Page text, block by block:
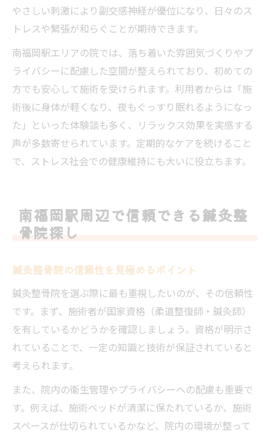
やさしい刺激により副交感神経が優位になり、日々のス
トレスや緊張が和らぐことが期待できます。
南福岡駅エリアの院では、落ち着いた雰囲気づくりやプ
ライバシーに配慮した空間が整えられており、初めての
方でも安心して施術を受けられます。利用者からは「施
術後に身体が軽くなり、夜もぐっすり眠れるようになっ
た」といった体験談も多く、リラックス効果を実感する
声が多数寄せられています。定期的なケアを続けること
で、ストレス社会での健康維持にも大いに役立ちます。
南福岡駅周辺で信頼できる鍼灸整
骨院探し
鍼灸整骨院の信頼性を見極めるポイント
鍼灸整骨院を選ぶ際に最も重視したいのが、その信頼性
です。まず、施術者が国家資格（柔道整復師・鍼灸師）
を有しているかどうかを確認しましょう。資格が明示さ
れていることで、一定の知識と技術が保証されていると
考えられます。
また、院内の衛生管理やプライバシーへの配慮も重要で
す。例えば、施術ベッドが清潔に保たれているか、施術
スペースが仕切られているかなど、院内の環境が整って